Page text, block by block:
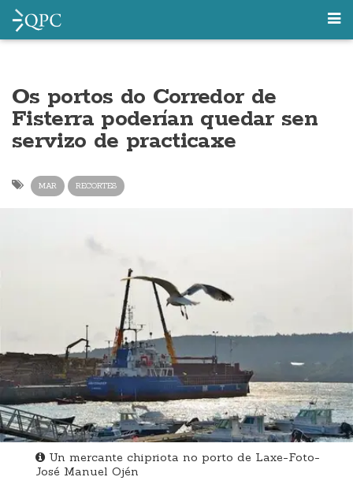
Os portos do Corredor de
Fisterra poderían quedar sen
servizo de practicaxe
MAR RECORTES
Un mercante chipriota no porto de Laxe-Foto-
José Manuel Ojén